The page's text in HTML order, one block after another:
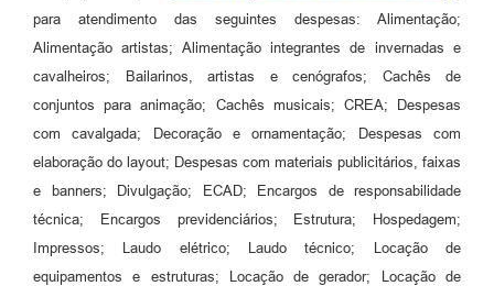
para atendimento das seguintes despesas: Alimentação;
Alimentação artistas; Alimentação integrantes de invernadas e
cavalheiros; Bailarinos, artistas e cenógrafos; Cachês de
conjuntos para animação; Cachês musicais; CREA; Despesas
com cavalgada; Decoração e ornamentação; Despesas com
elaboração do layout; Despesas com materiais publicitários, faixas
e banners; Divulgação; ECAD; Encargos de responsabilidade
técnica; Encargos previdenciários; Estrutura; Hospedagem;
Impressos; Laudo elétrico; Laudo técnico; Locação de
equipamentos e estruturas; Locação de gerador; Locação de